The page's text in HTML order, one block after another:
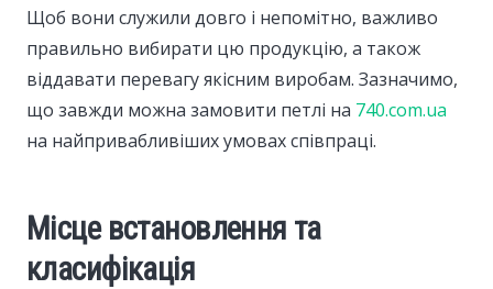
Щоб вони служили довго і непомітно, важливо
правильно вибирати цю продукцію, а також
віддавати перевагу якісним виробам. Зазначимо,
що завжди можна замовити петлі на 740.com.ua
на найпривабливіших умовах співпраці.
Місце встановлення та
класифікація